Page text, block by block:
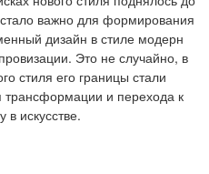
важно для формирования
дизайн в стиле модерн
Это не случайно, в
стиля его границы стали
трансформации и перехода к
искусстве.